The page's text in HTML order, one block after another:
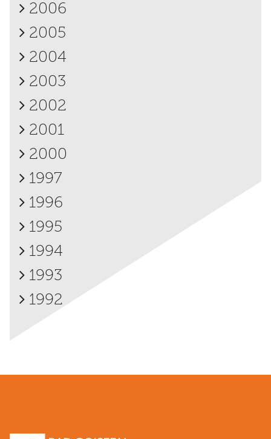
2006
2005
2004
2003
2002
2001
2000
1997
1996
1995
1994
1993
1992